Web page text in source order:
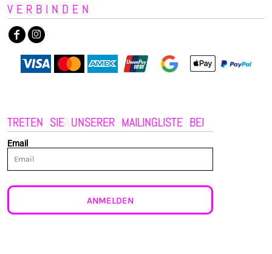
VERBINDEN
TRETEN SIE UNSERER MAILINGLISTE BEI
Email
ANMELDEN